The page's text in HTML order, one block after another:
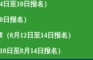
至10日报名）
报名）
8月12日至14日报名）
日至8月14日报名）